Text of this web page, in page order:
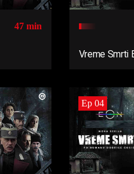
47 min
Vreme Smrti
Ep 04